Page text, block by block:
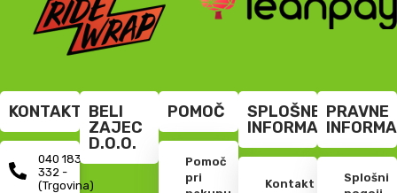
KONTAKT
040 183
332 -
(Trgovina)
BELI
ZAJEC
D.O.O.
POMOČ
Pomoč
pri
SPLOŠNE
INFORMACIJE
Kontakt
PRAVNE
Splošni